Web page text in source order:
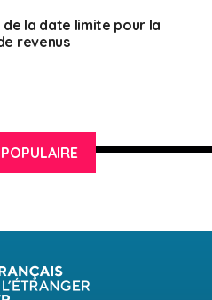
de la date limite pour la
revenus
POPULAIRE